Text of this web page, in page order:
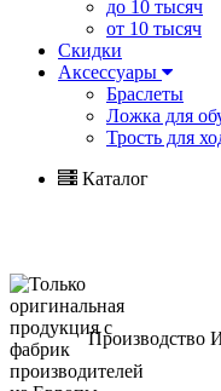
до 10 тысяч
от 10 тысяч
Скидки
Аксессуары
Браслеты
Ложка для
Трость для
Каталог
Производство